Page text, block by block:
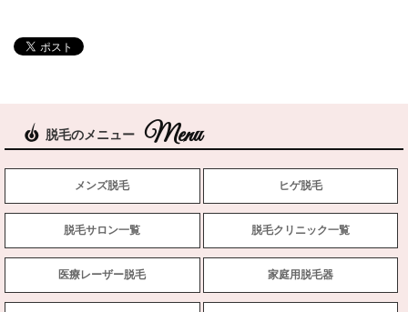
脱毛のメニュー
メンズ脱毛 ヒゲ脱毛
脱毛サロン一覧 脱毛クリニック一覧
医療レーザー脱毛 家庭用脱毛器